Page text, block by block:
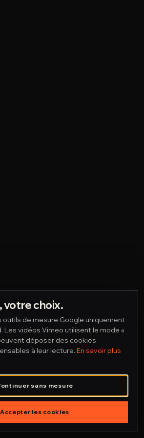
votre choix.
outils de mesure Google uniquement
Les vidéos Vimeo utilisent le mode «
déposer des cookies
à leur lecture. En savoir plus
sans mesure
Accepter les cookies